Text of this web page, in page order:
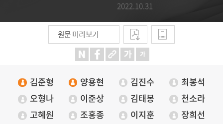
2022.10.31
원문 미리보기
김준형 양용현 김진수
최봉석
오형나
이준상 김태봉
천소라
고혜원
조홍종 이지훈
장희선